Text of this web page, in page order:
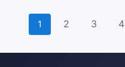
1 2 3 4